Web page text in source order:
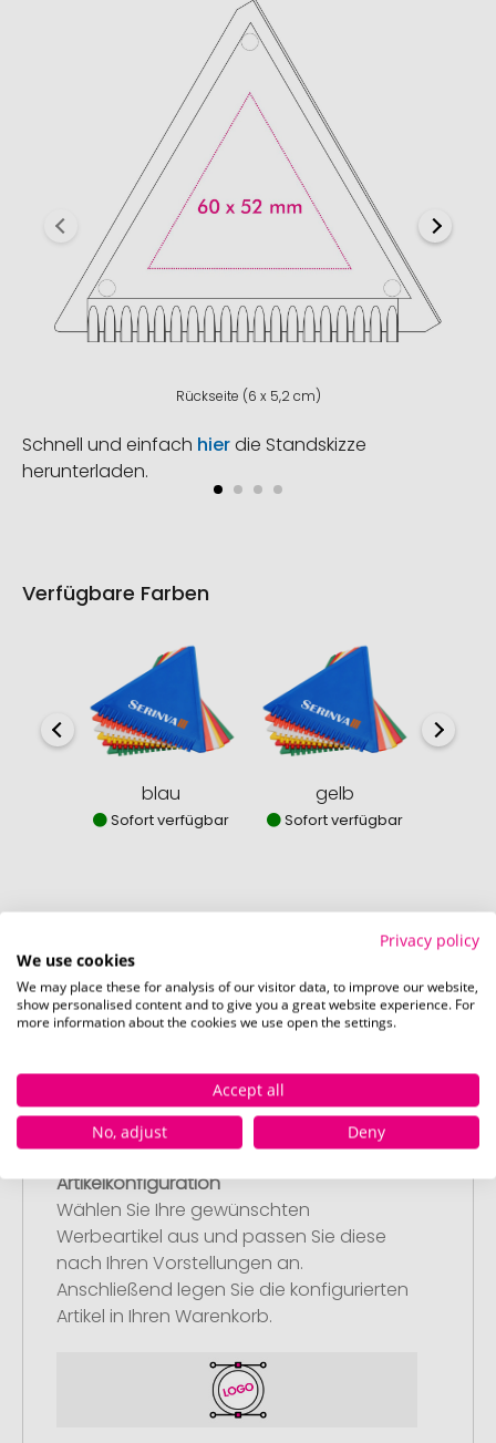
Rückseite (6 x 5,2 cm)
Schnell und einfach hierdie Standskizze
herunterladen.
Verfügbare Farben
blau
Sofort verfügbar
gelb
Sofort verfügbar
So einfach bestellen Sie Ihre Werbeartikel bei
Pinkcube
Schritt 1:
Artikelkonfiguration
Wählen Sie Ihre gewünschten
Werbeartikel aus und passen Sie diese
nach Ihren Vorstellungen an.
Anschließend legen Sie die konfigurierten
Artikel in Ihren Warenkorb.
Privacy policy
We use cookies
We may place these for analysis of our visitor data, to improve our website,
show personalised content and to give you a great website experience. For
more information about the cookies we use open the settings.
Accept all
No, adjust
Deny